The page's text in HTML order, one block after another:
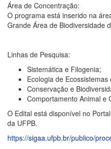
Área de Concentração:
O programa está inserido na
Grande Área de Biodiversidade
Linhas de Pesquisa:
Sistemática e Filogenia;
Ecologia de
Conservação e
Comportamento Animal e
O Edital está disponível no
da UFPB.
https://sigaa.ufpb.br/publico/